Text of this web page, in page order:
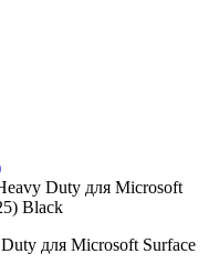
Duty для Microsoft
Black
для Microsoft Surface